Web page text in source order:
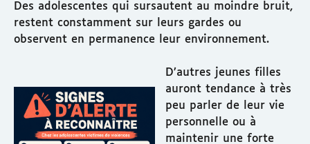
Des adolescentes qui sursautent au moindre bruit,
restent constamment sur leurs gardes ou
observent en permanence leur environnement.
D’autres jeunes filles
auront tendance à très
peu parler de leur vie
personnelle ou à
maintenir une forte